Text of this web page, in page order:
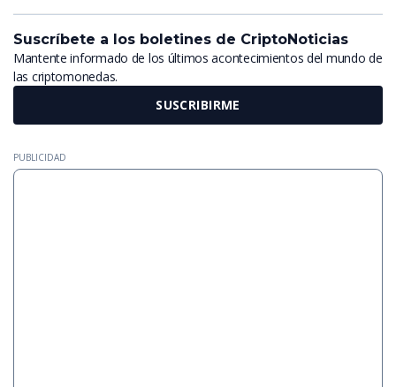
Suscríbete a los boletines de CriptoNoticias
Mantente informado de los últimos acontecimientos del mundo de
las criptomonedas.
SUSCRIBIRME
PUBLICIDAD